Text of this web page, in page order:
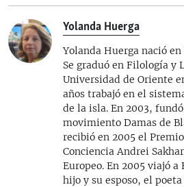
Yolanda Huerga
Yolanda Huerga nació
Se graduó en Filología y
Universidad de Oriente
años trabajó en el
de la isla. En 2003,
movimiento Damas de
recibió en 2005 el
Conciencia Andrei
Europeo. En 2005 viajó
hijo y su esposo, el